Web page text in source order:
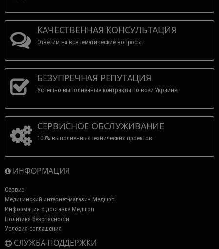
КАЧЕСТВЕННАЯ КОНСУЛЬТАЦИЯ
Ответим на все тематические вопросы.
БЕЗУПРЕЧНАЯ РЕПУТАЦИЯ
Успешно выполненные контракты по всей Украине.
СЕРВИСНОЕ ОБСЛУЖИВАНИЕ
100% выполненных технических проектов.
ИНФОРМАЦИЯ
Сервис
Медицинский интернет-магазин Медшоп
Информация о доставке Медшоп
Политика безопасности
Условия соглашения
СЛУЖБА ПОДДЕРЖКИ